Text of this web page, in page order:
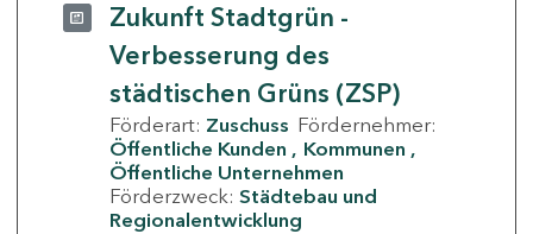
Zukunft Stadtgrün -
Verbesserung des
städtischen Grüns (ZSP)
Förderart: Zuschuss Fördernehmer:
Öffentliche Kunden
Kommunen
Öffentliche Unternehmen
Förderzweck: Städtebau und
Regionalentwicklung